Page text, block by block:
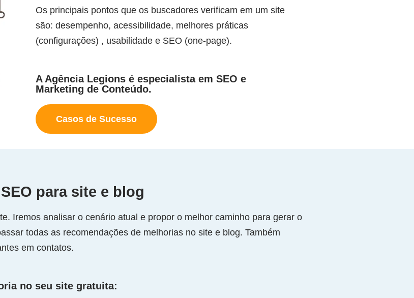
Os principais pontos que os buscadores verificam em um site
são: desempenho, acessibilidade, melhores práticas
(configurações) , usabilidade e SEO (one-page).
A Agência Legions é especialista em SEO e
Marketing de Conteúdo.
Casos de Sucesso
para site e blog
Iremos analisar o cenário atual e propor o melhor caminho para gerar o
todas as recomendações de melhorias no site e blog. Também
em contatos.
no seu site gratuita: